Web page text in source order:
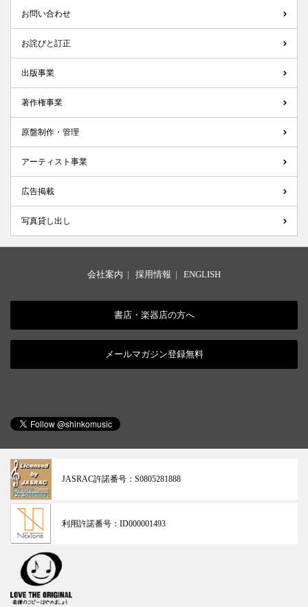
お問い合わせ
お詫びと訂正
出版事業
著作権事業
原盤制作・管理
アーティスト事業
広告掲載
写真貸し出し
会社案内 | 採用情報 | ENGLISH
書店・楽器店の方へ
メールマガジン登録無料
JASRAC許諾番号： S0805281888
利用許諾番号： ID000001493